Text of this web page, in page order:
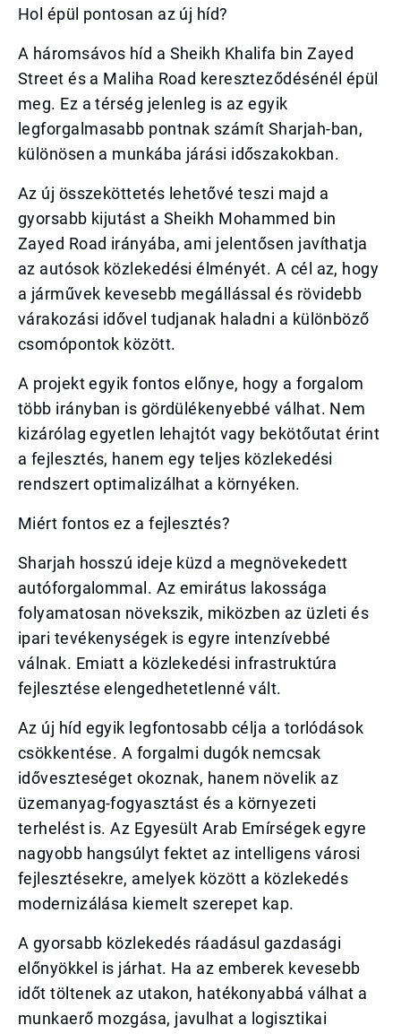
Hol épül pontosan az új híd?
A háromsávos híd a Sheikh Khalifa bin Zayed
Street és a Maliha Road kereszteződésénél épül
meg. Ez a térség jelenleg is az egyik
legforgalmasabb pontnak számít Sharjah-ban,
különösen a munkába járási időszakokban.
Az új összeköttetés lehetővé teszi majd a
gyorsabb kijutást a Sheikh Mohammed bin
Zayed Road irányába, ami jelentősen javíthatja
az autósok közlekedési élményét. A cél az, hogy
a járművek kevesebb megállással és rövidebb
várakozási idővel tudjanak haladni a különböző
csomópontok között.
A projekt egyik fontos előnye, hogy a forgalom
több irányban is gördülékenyebbé válhat. Nem
kizárólag egyetlen lehajtót vagy bekötőutat érint
a fejlesztés, hanem egy teljes közlekedési
rendszert optimalizálhat a környéken.
Miért fontos ez a fejlesztés?
Sharjah hosszú ideje küzd a megnövekedett
autóforgalommal. Az emirátus lakossága
folyamatosan növekszik, miközben az üzleti és
ipari tevékenységek is egyre intenzívebbé
válnak. Emiatt a közlekedési infrastruktúra
fejlesztése elengedhetetlenné vált.
Az új híd egyik legfontosabb célja a torlódások
csökkentése. A forgalmi dugók nemcsak
időveszteséget okoznak, hanem növelik az
üzemanyag-fogyasztást és a környezeti
terhelést is. Az Egyesült Arab Emírségek egyre
nagyobb hangsúlyt fektet az intelligens városi
fejlesztésekre, amelyek között a közlekedés
modernizálása kiemelt szerepet kap.
A gyorsabb közlekedés ráadásul gazdasági
előnyökkel is járhat. Ha az emberek kevesebb
időt töltenek az utakon, hatékonyabbá válhat a
munkaerő mozgása, javulhat a logisztikai